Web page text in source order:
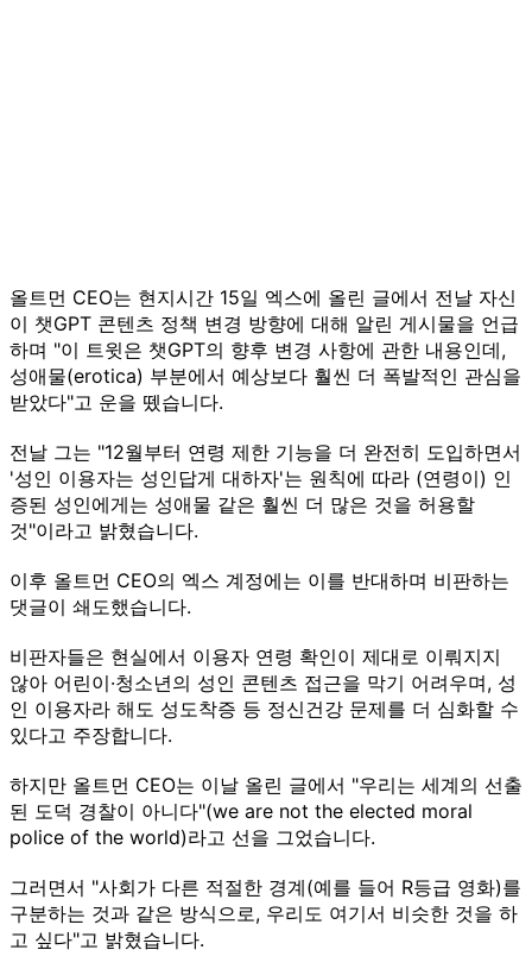
올트먼 CEO는 현지시간 15일 엑스에 올린 글에서 전날 자신
이 챗GPT 콘텐츠 정책 변경 방향에 대해 알린 게시물을 언급
하며 "이 트윗은 챗GPT의 향후 변경 사항에 관한 내용인데,
성애물(erotica) 부분에서 예상보다 훨씬 더 폭발적인 관심을
받았다"고 운을 뗐습니다.
전날 그는 "12월부터 연령 제한 기능을 더 완전히 도입하면서
'성인 이용자는 성인답게 대하자'는 원칙에 따라 (연령이) 인
증된 성인에게는 성애물 같은 훨씬 더 많은 것을 허용할
것"이라고 밝혔습니다.
이후 올트먼 CEO의 엑스 계정에는 이를 반대하며 비판하는
댓글이 쇄도했습니다.
비판자들은 현실에서 이용자 연령 확인이 제대로 이뤄지지
않아 어린이·청소년의 성인 콘텐츠 접근을 막기 어려우며, 성
인 이용자라 해도 성도착증 등 정신건강 문제를 더 심화할 수
있다고 주장합니다.
하지만 올트먼 CEO는 이날 올린 글에서 "우리는 세계의 선출
된 도덕 경찰이 아니다"(we are not the elected moral
police of the world)라고 선을 그었습니다.
그러면서 "사회가 다른 적절한 경계(예를 들어 R등급 영화)를
구분하는 것과 같은 방식으로, 우리도 여기서 비슷한 것을 하
고 싶다"고 밝혔습니다.